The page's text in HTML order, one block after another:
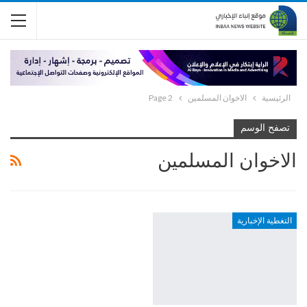
الرئيسية الاخوان المسلمين Page 2
تصفح الوسم
الاخوان المسلمين
التغطية الإخبارية